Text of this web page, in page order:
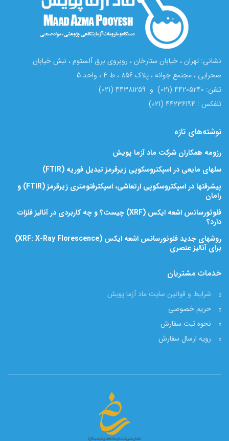
نشانی: تهران ، خیابان ستارخان ، روبروی برق آلستوم ، نبش خیابان
صحرایی ، مجتمع جوانه ، پلاک 856 ، ط 4 ، واحد 5
تلفن: 44205240 (021) و 44381259 (021)
تلفکس : 44236194 (021)
نوشته‌های تازه
رزومه همکاران شرکت ماد آزما پویش
سلهای مایعی در اسپکتروسکوپی زیرقرمز تبدیل فوریه (FTIR)
پیشرفتها در اسپکتروسکوپی ارتعاشی، اسپکترفتومتری زیرقرمز (FTIR) و
رامان
فلوئورسانس اشعه ایکس (XRF) چیست؟ و چه کاربردی در آنالیز فلزات
دارد؟
روشهای جدید فلوئورسانس اشعه ایکس (XRF: X-Ray Florescence)
برای آنالیز عنصری
خدمات مشتریان
شرایط و قوانین سایت ماد آزما پویش
حریم خصوصی
نحوه ثبت سفارش
رویه ارسال سفارش